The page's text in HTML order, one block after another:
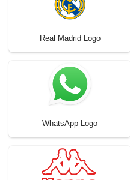
Real Madrid Logo
WhatsApp Logo